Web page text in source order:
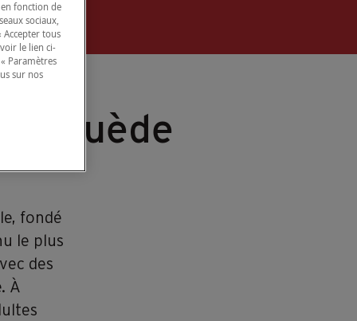
Suède
fondé
le plus
des
À
fonction de
sociaux,
Accepter tous
le lien ci-
Paramètres
sur nos